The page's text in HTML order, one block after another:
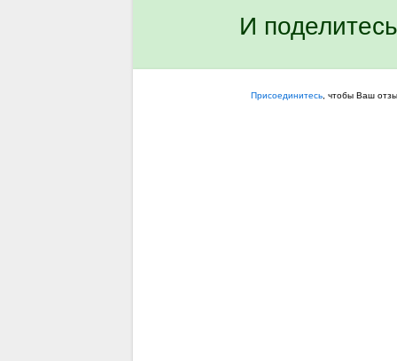
И
Присоединитесь , чтобы Ваш